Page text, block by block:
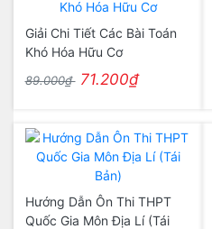
Giải Chi Tiết Các Bài Toán
Khó Hóa Hữu Cơ
89.000₫ 71.200₫
Hướng Dẫn Ôn Thi THPT
Quốc Gia Môn Địa Lí (Tái